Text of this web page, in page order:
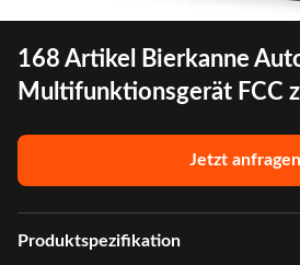
168 Artikel Bierkanne
Multifunktionsgerät FCC
Jetzt anfragen
Produktspezifikation